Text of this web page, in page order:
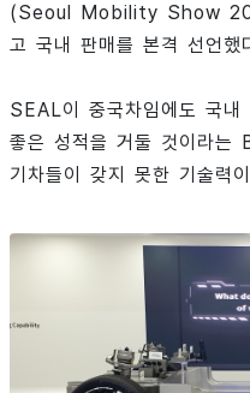
(Seoul Mobility Show
고 국내 판매를 본격 선언했
SEAL이 중국차임에도 국내
좋은 성적을 거둘 것이라는
기차들이 갖지 못한 기술력